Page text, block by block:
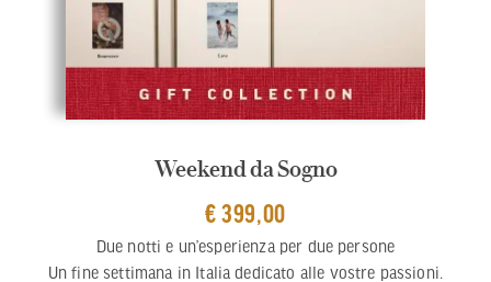
Weekend da Sogno
€ 399,00
Due notti e un’esperienza per due persone
Un fine settimana in Italia dedicato alle vostre passioni.